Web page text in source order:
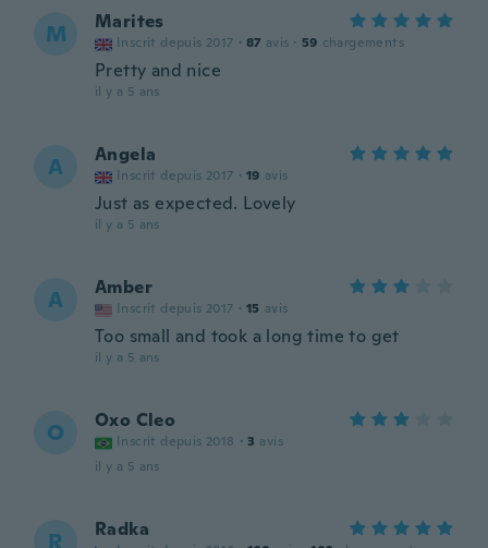
M Marites
Inscrit depuis 2017 · 87 avis · 59 chargements
Pretty and nice
il y a 5 ans
A Angela
Inscrit depuis 2017 · 19 avis
Just as expected. Lovely
il y a 5 ans
A Amber
Inscrit depuis 2017 · 15 avis
Too small and took a long time to get
il y a 5 ans
O Oxo Cleo
Inscrit depuis 2018 · 3 avis
il y a 5 ans
R Radka